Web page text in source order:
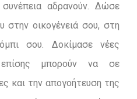
αδρανούν. Δώσε
οικογένειά σου, στη
σου. Δοκίμασε νέες
επίσης μπορούν να σε
και την απογοήτευση της